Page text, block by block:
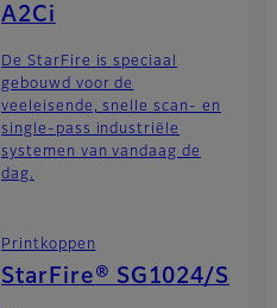
A2Ci
De StarFire is speciaal
gebouwd voor de
veeleisende, snelle scan- en
single-pass industriële
systemen van vandaag de
dag.
Printkoppen
StarFire® SG1024/S